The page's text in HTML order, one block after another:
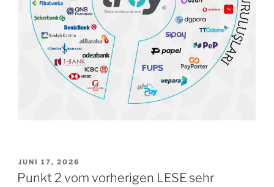
VERÖFFENTLICHT
AM
JUNI 17, 2026
Punkt 2 vom vorherigen LESE sehr